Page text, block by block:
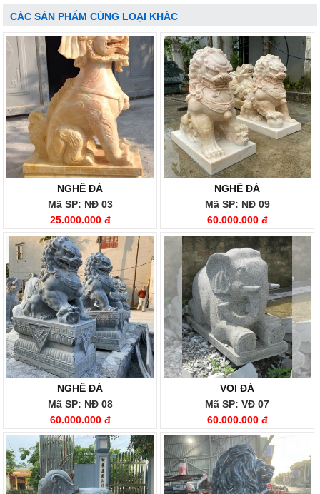
CÁC SẢN PHẨM CÙNG LOẠI KHÁC
NGHÊ ĐÁ
Mã SP: NĐ 03
25.000.000 đ
NGHÊ ĐÁ
Mã SP: NĐ 09
60.000.000 đ
NGHÊ ĐÁ
Mã SP: NĐ 08
60.000.000 đ
VOI ĐÁ
Mã SP: VĐ 07
60.000.000 đ